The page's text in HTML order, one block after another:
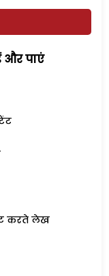
और पाएं
करते लेख